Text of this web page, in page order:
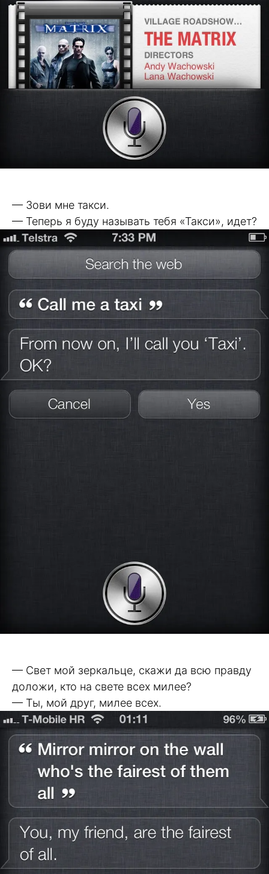
— Зови мне такси.
— Теперь я буду называть тебя «Такси», идет?
— Свет мой зеркальце, скажи да всю правду
доложи, кто на свете всех милее?
— Ты, мой друг, милее всех.